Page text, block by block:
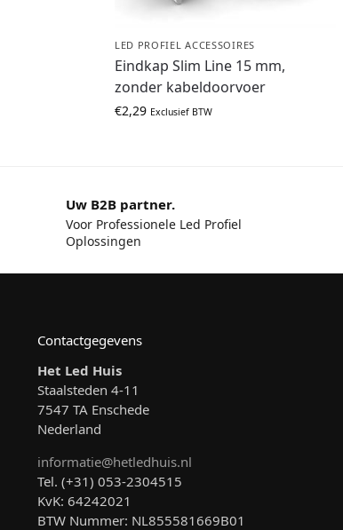
LED PROFIEL ACCESSOIRES
Eindkap Slim Line 15 mm,
zonder kabeldoorvoer
€2,29 Exclusief BTW
Uw B2B partner.
Voor Professionele Led Profiel
Oplossingen
Contactgegevens
Het Led Huis
Staalsteden 4-11
7547 TA Enschede
Nederland
informatie@hetledhuis.nl
Tel. (+31) 053-2304515
KvK: 64242021
BTW Nummer: NL855581669B01